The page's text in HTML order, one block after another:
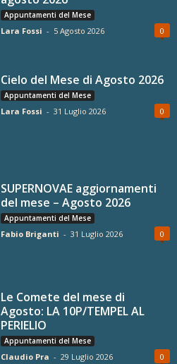
Appuntamenti del Mese
Lara Fossi - 5 Agosto 2026 0
Cielo del Mese di Agosto 2026
Appuntamenti del Mese
Lara Fossi - 31 Luglio 2026 0
SUPERNOVAE aggiornamenti
del mese – Agosto 2026
Appuntamenti del Mese
Fabio Briganti - 31 Luglio 2026 0
Le Comete del mese di
Agosto: LA 10P/TEMPEL AL
PERIELIO
Appuntamenti del Mese
Claudio Pra - 29 Luglio 2026 0